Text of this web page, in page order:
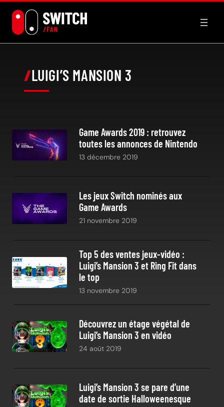
contenu
LUIGI’S MANSION 3
Game Awards 2019 : retrouvez
toutes les annonces de Nintendo
13 décembre 2019
Les jeux Switch nominés aux
Game Awards
21 novembre 2019
Top 5 des ventes jeux-vidéo :
Luigi’s Mansion 3 et Ring Fit dans
le top
13 novembre 2019
Découvrez un étage végétal de
Luigi’s Mansion 3 en vidéo
24 août 2019
Luigi’s Mansion 3 se pare d’une
date de sortie Halloweenesque